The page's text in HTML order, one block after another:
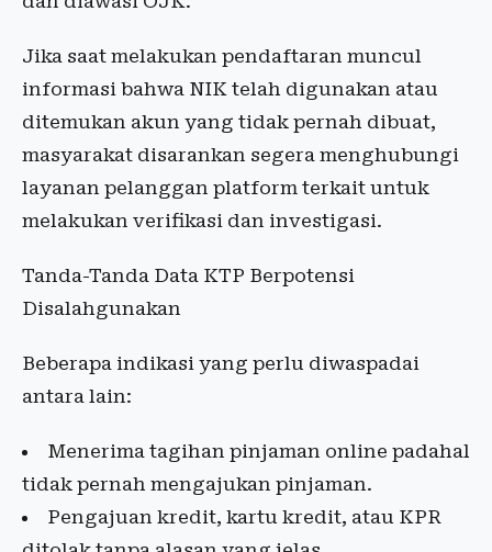
Jika saat melakukan pendaftaran muncul
informasi bahwa NIK telah digunakan atau
ditemukan akun yang tidak pernah dibuat,
masyarakat disarankan segera menghubungi
layanan pelanggan platform terkait untuk
melakukan verifikasi dan investigasi.
Tanda-Tanda Data KTP Berpotensi
Disalahgunakan
Beberapa indikasi yang perlu diwaspadai
antara lain:
Menerima tagihan pinjaman online padahal
tidak pernah mengajukan pinjaman.
Pengajuan kredit, kartu kredit, atau KPR